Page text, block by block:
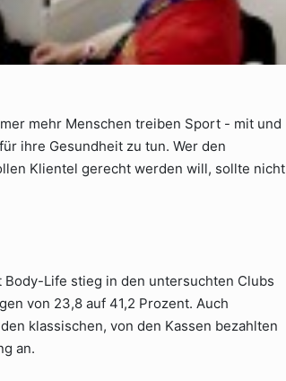
mehr Menschen treiben Sport - mit und
ihre Gesundheit zu tun. Wer den
Klientel gerecht werden will, sollte nicht
Life stieg in den untersuchten Clubs
von 23,8 auf 41,2 Prozent. Auch
klassischen, von den Kassen bezahlten
an.